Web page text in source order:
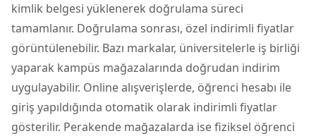
kimlik belgesi yüklenerek doğrulama süreci
tamamlanır. Doğrulama sonrası, özel indirimli fiyatlar
görüntülenebilir. Bazı markalar, üniversitelerle iş birliği
yaparak kampüs mağazalarında doğrudan indirim
uygulayabilir. Online alışverişlerde, öğrenci hesabı ile
giriş yapıldığında otomatik olarak indirimli fiyatlar
gösterilir. Perakende mağazalarda ise fiziksel öğrenci